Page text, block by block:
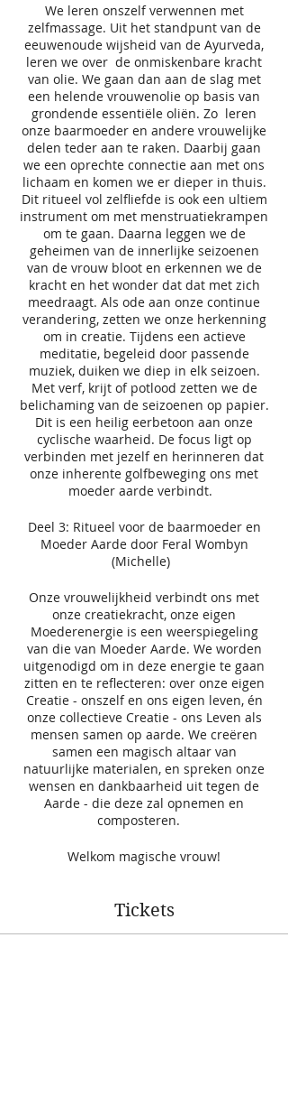
We leren onszelf verwennen met
zelfmassage. Uit het standpunt van de
eeuwenoude wijsheid van de Ayurveda,
leren we over de onmiskenbare kracht
van olie. We gaan dan aan de slag met
een helende vrouwenolie op basis van
grondende essentiële oliën. Zo leren
onze baarmoeder en andere vrouwelijke
delen teder aan te raken. Daarbij gaan
we een oprechte connectie aan met ons
lichaam en komen we er dieper in thuis.
Dit ritueel vol zelfliefde is ook een ultiem
instrument om met menstruatiekrampen
om te gaan. Daarna leggen we de
geheimen van de innerlijke seizoenen
van de vrouw bloot en erkennen we de
kracht en het wonder dat dat met zich
meedraagt. Als ode aan onze continue
verandering, zetten we onze herkenning
om in creatie. Tijdens een actieve
meditatie, begeleid door passende
muziek, duiken we diep in elk seizoen.
Met verf, krijt of potlood zetten we de
belichaming van de seizoenen op papier.
Dit is een heilig eerbetoon aan onze
cyclische waarheid. De focus ligt op
verbinden met jezelf en herinneren dat
onze inherente golfbeweging ons met
moeder aarde verbindt.
Deel 3: Ritueel voor de baarmoeder en
Moeder Aarde door Feral Wombyn
(Michelle)
Onze vrouwelijkheid verbindt ons met
onze creatiekracht, onze eigen
Moederenergie is een weerspiegeling
van die van Moeder Aarde. We worden
uitgenodigd om in deze energie te gaan
zitten en te reflecteren: over onze eigen
Creatie - onszelf en ons eigen leven, én
onze collectieve Creatie - ons Leven als
mensen samen op aarde. We creëren
samen een magisch altaar van
natuurlijke materialen, en spreken onze
wensen en dankbaarheid uit tegen de
Aarde - die deze zal opnemen en
composteren.
Welkom magische vrouw!
Tickets